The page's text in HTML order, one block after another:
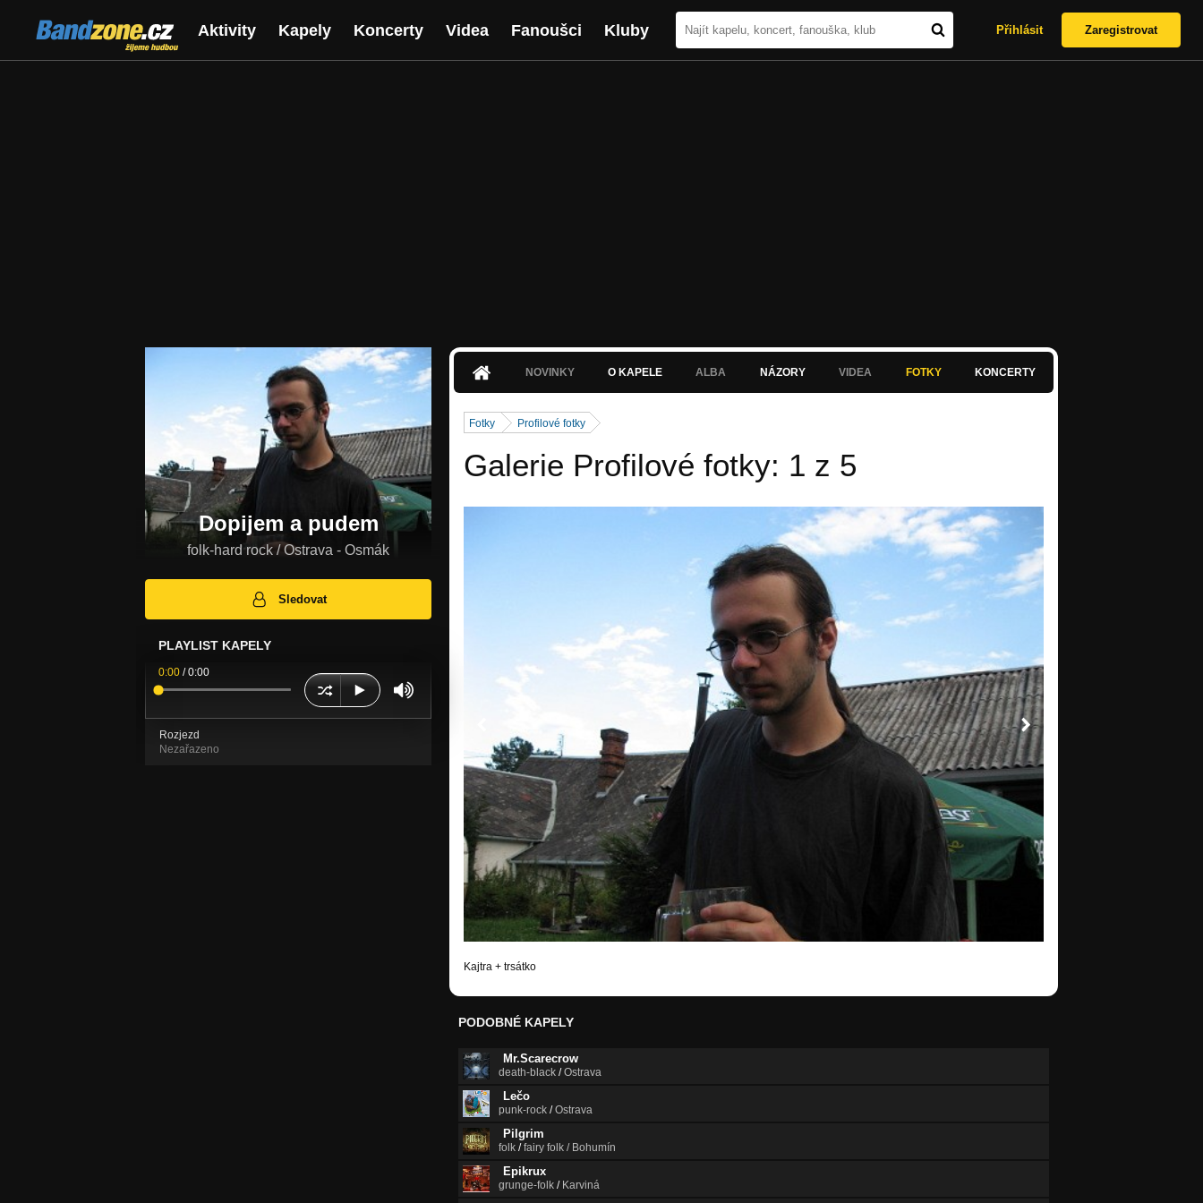
Bandzone.cz
žijeme hudbou
Aktivity Kapely Koncerty Videa Fanoušci Kluby Přihlásit Zaregistrovat
Dopijem a pudem
folk-hard rock / Ostrava - Osmák
Sledovat
PLAYLIST KAPELY
0:00 /0:00
Rozjezd
Nezařazeno
NOVINKY O KAPELE ALBA NÁZORY VIDEA FOTKY KONCERTY
Fotky Profilové fotky
Galerie Profilové fotky: 1 z 5
Kajtra + trsátko
PODOBNÉ KAPELY
Mr.Scarecrow
death-black /Ostrava
Lečo
punk-rock /Ostrava
Pilgrim
folk /fairy folk / Bohumín
Epikrux
grunge-folk / Karviná